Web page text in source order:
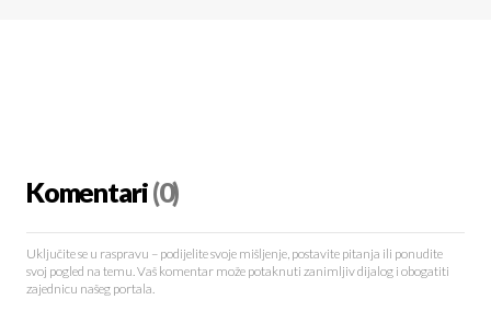
Komentari(0)
Uključite se u raspravu – podijelite svoje mišljenje, postavite pitanja ili ponudite
svoj pogled na temu. Vaš komentar može potaknuti zanimljiv dijalog i obogatiti
zajednicu našeg portala.